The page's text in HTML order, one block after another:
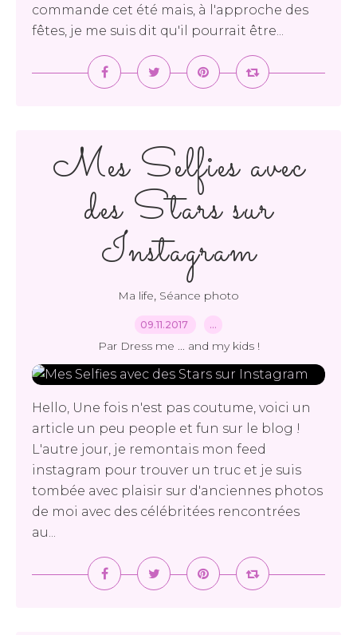
commande cet été mais, à l'approche des
fêtes, je me suis dit qu'il pourrait être...
Mes Selfies avec
des Stars sur
Instagram
Ma life, Séance photo
09.11.2017 …
Par Dress me ... and my kids !
Hello, Une fois n'est pas coutume, voici un
article un peu people et fun sur le blog !
L'autre jour, je remontais mon feed
instagram pour trouver un truc et je suis
tombée avec plaisir sur d'anciennes photos
de moi avec des célébritées rencontrées
au...